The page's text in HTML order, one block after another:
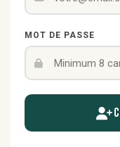
MOT DE PASSE